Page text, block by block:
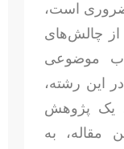
ضروری است،
از چالش‌های
موضوعی
این رشته،
یک پژوهش
مقاله، به